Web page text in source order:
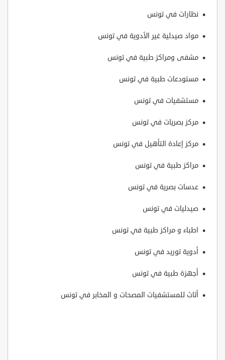
نظارات في تونس
مواد صيدلية غير الأدوية في تونس
مشفى ومراكز طبية في تونس
مستودعات طبية في تونس
مستشفيات في تونس
مركز بصريات في تونس
مركز إعادة التأهيل في تونس
مراكز طبية في تونس
عدسات بصرية في تونس
صيدليات في تونس
اطباء و مراكز طبية في تونس
أدوية توريد في تونس
أجهزة طبية في تونس
أثاث للمستشفيات المصحات و المخابر في تونس